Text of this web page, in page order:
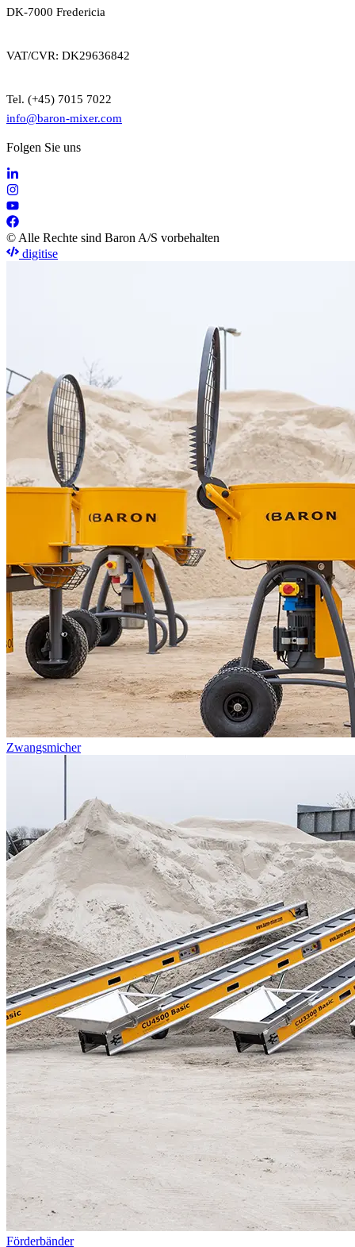
DK-7000 Fredericia
VAT/CVR: DK29636842
Tel. (+45) 7015 7022
info@baron-mixer.com
Folgen Sie uns
© Alle Rechte sind Baron A/S vorbehalten
digitise
Zwangsmicher
Förderbänder